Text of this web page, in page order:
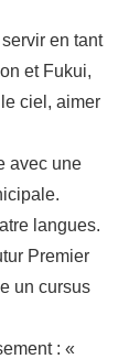
en tant
et Fukui,
ciel, aimer
avec une
langues.
Premier
un cursus
: «